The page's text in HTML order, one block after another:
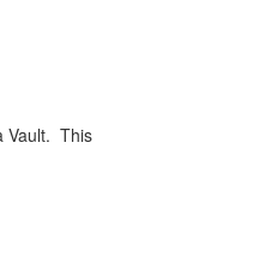
Vault. This